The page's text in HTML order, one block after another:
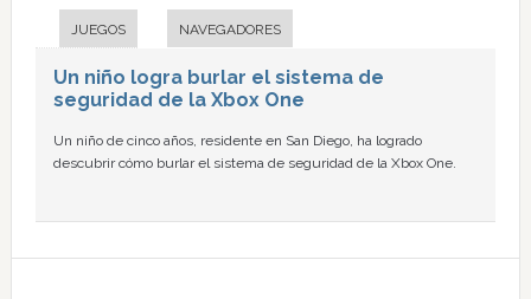
JUEGOS NAVEGADORES
Un niño logra burlar el sistema de
seguridad de la Xbox One
Un niño de cinco años, residente en San Diego, ha logrado
descubrir cómo burlar el sistema de seguridad de la Xbox One.